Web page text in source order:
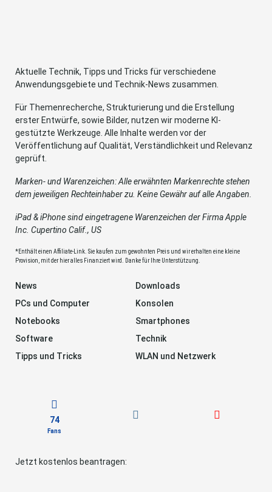
Aktuelle Technik, Tipps und Tricks für verschiedene
Anwendungsgebiete und Technik-News zusammen.
Für Themenrecherche, Strukturierung und die Erstellung
erster Entwürfe, sowie Bilder, nutzen wir moderne KI-
gestützte Werkzeuge. Alle Inhalte werden vor der
Veröffentlichung auf Qualität, Verständlichkeit und Relevanz
geprüft.
Marken- und Warenzeichen: Alle erwähnten Markenrechte stehen
dem jeweiligen Rechteinhaber zu. Keine Gewähr auf alle Angaben.
iPad & iPhone sind eingetragene Warenzeichen der Firma Apple
Inc. Cupertino Calif., US
*Enthält einen Affiliate-Link. Sie kaufen zum gewohnten Preis und wir erhalten eine kleine
Provision, mit der hier alles Finanziert wird. Danke für Ihre Unterstützung.
News
Downloads
PCs und Computer
Konsolen
Notebooks
Smartphones
Software
Technik
Tipps und Tricks
WLAN und Netzwerk
74
Fans
Jetzt kostenlos beantragen: